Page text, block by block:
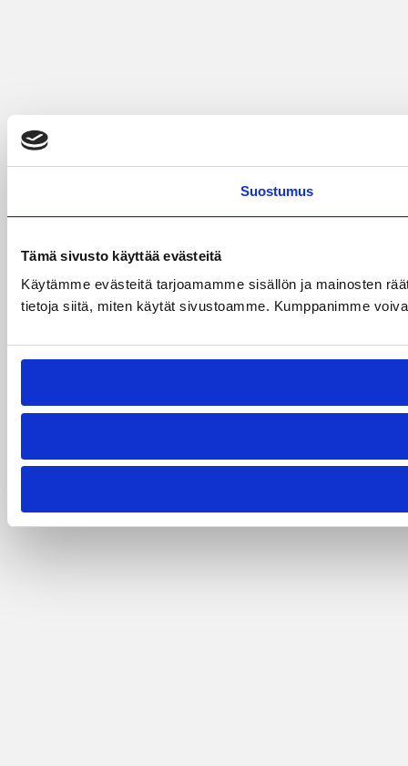
Suostumus
Tämä sivusto käyttää evästeitä
Käytämme evästeitä tarjoamamme sisällön ja mainosten
tietoja siitä, miten käytät sivustoamme. Kumppanimme